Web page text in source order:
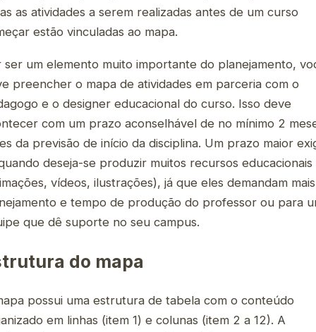
as atividades a serem realizadas antes de um curso
estão vinculadas ao mapa.
ser um elemento muito importante do planejamento,
preencher o mapa de atividades em parceria com o
e o designer educacional do curso. Isso deve
com um prazo aconselhável de no mínimo 2
da previsão de início da disciplina. Um prazo maior
deseja-se produzir muitos recursos educacionais
vídeos, ilustrações), já que eles demandam mais
e tempo de produção do professor ou para
que dê suporte no seu campus.
do mapa
possui uma estrutura de tabela com o conteúdo
em linhas (item 1) e colunas (item 2 a 12). A